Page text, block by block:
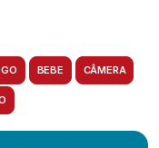
BEBE CÂMERA